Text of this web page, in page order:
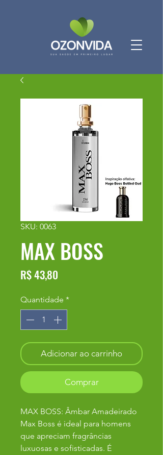
SKU: 0063
MAX BOSS
R$ 43,80
Quantidade *
Adicionar ao carrinho
Comprar
MAX BOSS: Âmbar Amadeirado
Max Boss é ideal para homens
que apreciam fragrâncias
luxuosas e sofisticadas. É